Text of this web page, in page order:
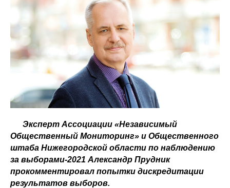
Эксперт Ассоциации «Независимый
Общественный Мониторинг» и Общественного
штаба Нижегородской области по наблюдению
за выборами-2021 Александр Прудник
прокомментировал попытки дискредитации
результатов выборов.